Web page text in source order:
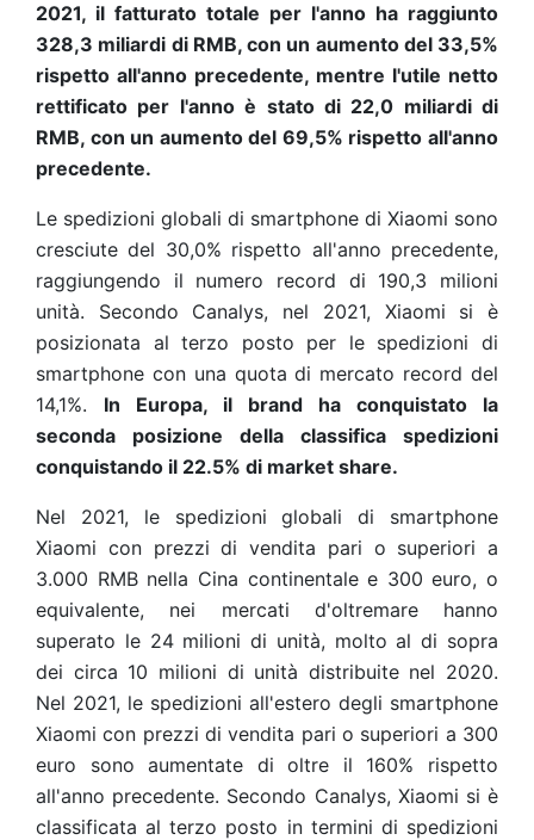
2021, il fatturato totale per l'anno ha raggiunto
328,3 miliardi di RMB, con un aumento del 33,5%
rispetto all'anno precedente, mentre l'utile netto
rettificato per l'anno è stato di 22,0 miliardi di
RMB, con un aumento del 69,5% rispetto all'anno
precedente.
Le spedizioni globali di smartphone di Xiaomi sono
cresciute del 30,0% rispetto all'anno precedente,
raggiungendo il numero record di 190,3 milioni
unità. Secondo Canalys, nel 2021, Xiaomi si è
posizionata al terzo posto per le spedizioni di
smartphone con una quota di mercato record del
14,1%. In Europa, il brand ha conquistato la
seconda posizione della classifica spedizioni
conquistando il 22.5% di market share.
Nel 2021, le spedizioni globali di smartphone
Xiaomi con prezzi di vendita pari o superiori a
3.000 RMB nella Cina continentale e 300 euro, o
equivalente, nei mercati d'oltremare hanno
superato le 24 milioni di unità, molto al di sopra
dei circa 10 milioni di unità distribuite nel 2020.
Nel 2021, le spedizioni all'estero degli smartphone
Xiaomi con prezzi di vendita pari o superiori a 300
euro sono aumentate di oltre il 160% rispetto
all'anno precedente. Secondo Canalys, Xiaomi si è
classificata al terzo posto in termini di spedizioni